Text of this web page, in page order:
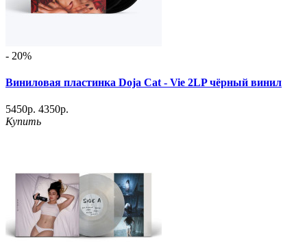
- 20%
Виниловая пластинка Doja Cat - Vie 2LP чёрный винил
5450р. 4350р.
Купить